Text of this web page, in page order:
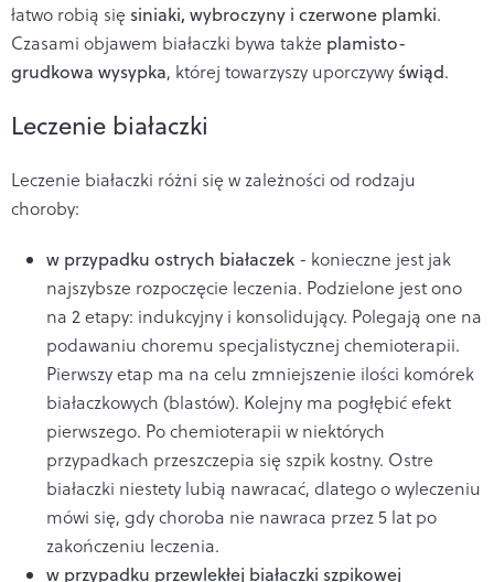
łatwo robią się siniaki, wybroczyny i czerwone plamki.
Czasami objawem białaczki bywa także plamisto-
grudkowa wysypka, której towarzyszy uporczywy świąd.
Leczenie białaczki
Leczenie białaczki różni się w zależności od rodzaju
choroby:
w przypadku ostrych białaczek - konieczne jest jak
najszybsze rozpoczęcie leczenia. Podzielone jest ono
na 2 etapy: indukcyjny i konsolidujący. Polegają one na
podawaniu choremu specjalistycznej chemioterapii.
Pierwszy etap ma na celu zmniejszenie ilości komórek
białaczkowych (blastów). Kolejny ma pogłębić efekt
pierwszego. Po chemioterapii w niektórych
przypadkach przeszczepia się szpik kostny. Ostre
białaczki niestety lubią nawracać, dlatego o wyleczeniu
mówi się, gdy choroba nie nawraca przez 5 lat po
zakończeniu leczenia.
w przypadku przewlekłej białaczki szpikowej